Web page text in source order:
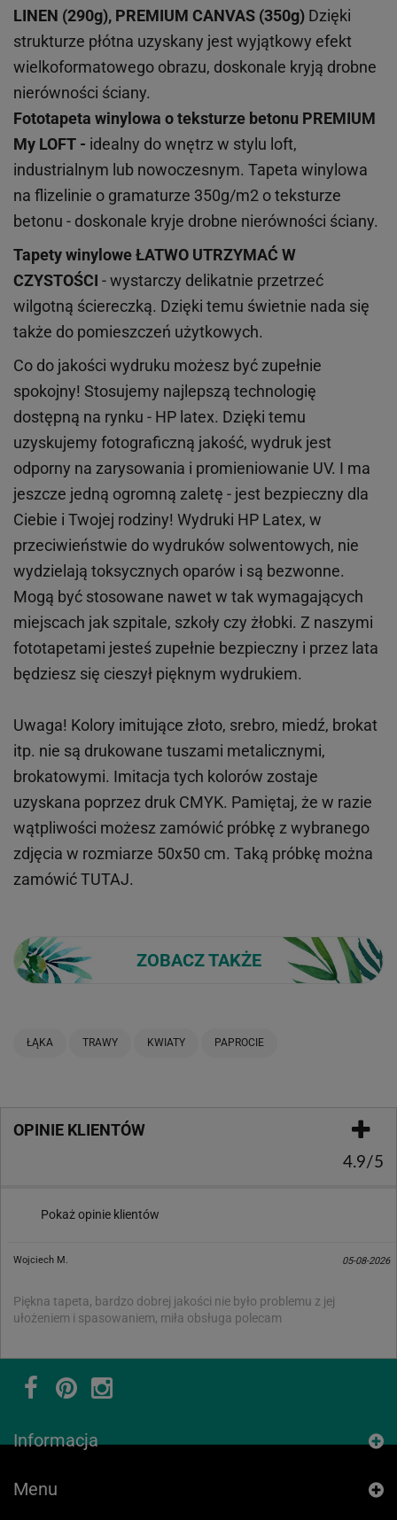
LINEN (290g), PREMIUM CANVAS (350g) Dzięki
strukturze płótna uzyskany jest wyjątkowy efekt
wielkoformatowego obrazu, doskonale kryją drobne
nierówności ściany.
Fototapeta winylowa oteksturze betonu PREMIUM
My LOFT - idealny do wnętrz w stylu loft,
industrialnym lub nowoczesnym. Tapeta winylowa
na flizelinie o gramaturze 350g/m2 o teksturze
betonu - doskonale kryje drobne nierówności ściany.
Tapety winyloweŁATWO UTRZYMAĆ W
CZYSTOŚCI - wystarczy delikatnie przetrzeć
wilgotną ściereczką. Dzięki temu świetnie nada się
także do pomieszczeń użytkowych.
Co do jakości wydruku możesz być zupełnie
spokojny! Stosujemy najlepszą technologię
dostępną na rynku - HP latex. Dzięki temu
uzyskujemy fotograficzną jakość, wydruk jest
odporny na zarysowania i promieniowanie UV. I ma
jeszcze jedną ogromną zaletę - jest bezpieczny dla
Ciebie i Twojej rodziny! Wydruki HP Latex, w
przeciwieństwie do wydruków solwentowych, nie
wydzielają toksycznych oparów i są bezwonne.
Mogą być stosowane nawet w tak wymagających
miejscach jak szpitale, szkoły czy żłobki. Z naszymi
fototapetami jesteś zupełnie bezpieczny i przez lata
będziesz się cieszył pięknym wydrukiem.
Uwaga! Kolory imitujące złoto, srebro, miedź, brokat
itp. nie są drukowane tuszami metalicznymi,
brokatowymi. Imitacja tych kolorów zostaje
uzyskana poprzez druk CMYK. Pamiętaj, że w razie
wątpliwości możesz zamówić próbkę z wybranego
zdjęcia w rozmiarze 50x50 cm. Taką próbkę można
zamówićTUTAJ.
ZOBACZ TAKŻE
ŁĄKA TRAWY KWIATY PAPROCIE
OPINIE KLIENTÓW
4.9/5
Pokaż opinie klientów
Wojciech M. 05-08-2026
Piękna tapeta, bardzo dobrej jakości nie było problemu z jej
ułożeniem i spasowaniem, miła obsługa polecam
Informacja
Menu